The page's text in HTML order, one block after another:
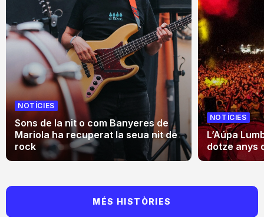
NOTÍCIES
Sons de la nit o com Banyeres de
Mariola ha recuperat la seua nit de
rock
NOTÍCIES
L’Aúpa
dotze anys
MÉS HISTÒRIES